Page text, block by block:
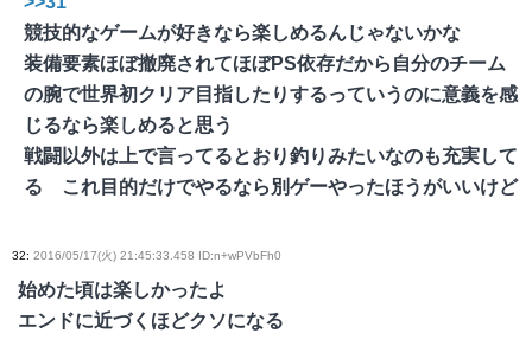
競技的なゲームが好きなら楽しめるんじゃないかな
装備要素ほぼ撤廃されてほぼPS依存だから自分のチーム
の腕で世界初クリア目指したりするっていうのに意義を感
じるなら楽しめると思う
戦闘以外は上で言ってるとおり釣りみたいなのも充実して
る これ目的だけでやるなら別ゲーやったほうがいいけど
32: 2016/05/17(火) 21:45:33.458 ID:n+wPVbFh0
始めた頃は楽しかったよ
エンドに近づくほどクソになる